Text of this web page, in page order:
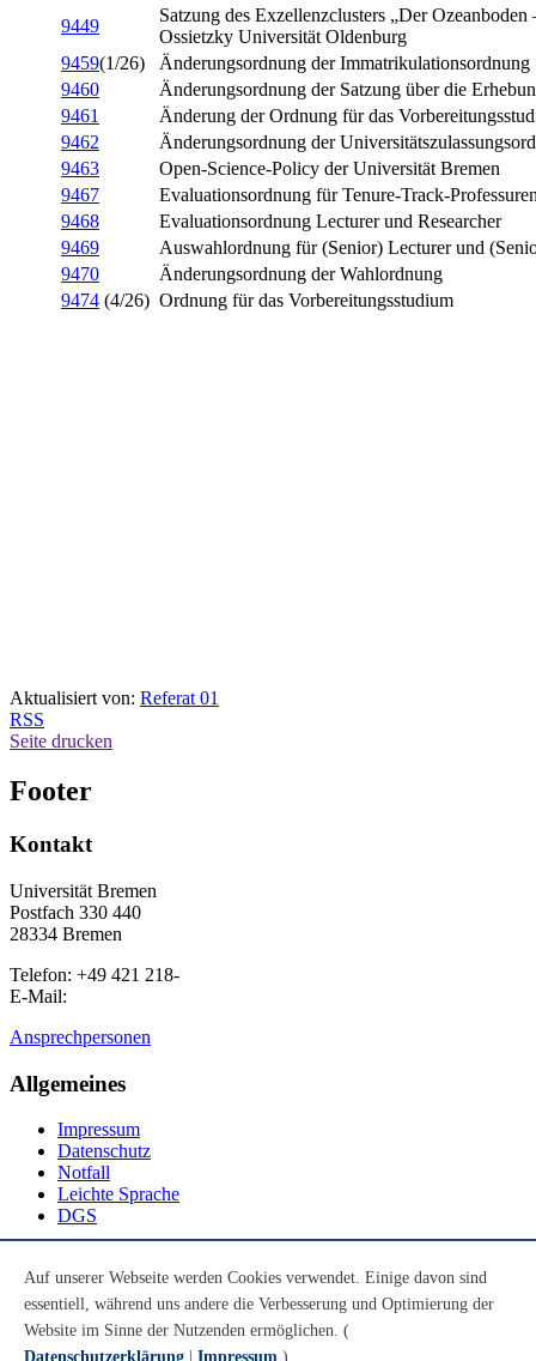
9449
Satzung des Exzellenzclusters „Der
Ossietzky Universität Oldenburg
9459(1/26)
Änderungsordnung der Immatrikulationsordnung
9460
Änderungsordnung der Satzung über die
9461
Änderung der Ordnung für das
9462
Änderungsordnung der
9463
Open-Science-Policy der Universität Bremen
9467
Evaluationsordnung für Tenure-Track-
9468
Evaluationsordnung Lecturer und Researcher
9469
Auswahlordnung für (Senior) Lecturer und
9470
Änderungsordnung der Wahlordnung
9474 (4/26) Ordnung für das Vorbereitungsstudium
Aktualisiert von: Referat 01
RSS
Seite drucken
Footer
Kontakt
Universität Bremen
Postfach 330 440
28334 Bremen
Telefon: +49 421 218-
E-Mail:
Ansprechpersonen
Allgemeines
Impressum
Datenschutz
Notfall
Leichte Sprache
DGS
Youtube
Instagram
LinkedIn
Auf unserer Webseite werden Cookies verwendet. Einige davon sind
essentiell, während uns andere die Verbesserung und Optimierung der
Website im Sinne der Nutzenden ermöglichen. (
Datenschutzerklärung
Impressum )